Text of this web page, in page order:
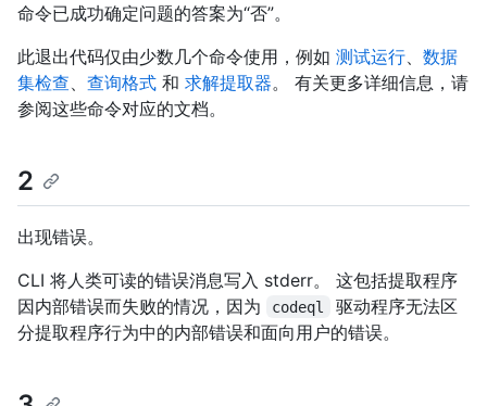
命令已成功确定问题的答案为“否”。
此退出代码仅由少数几个命令使用，例如 测试运行
数据
集检查
查询格式 和 求解提取器。 有关更多详细信息，请
参阅这些命令对应的文档。
2
出现错误。
CLI 将人类可读的错误消息写入 stderr。 这包括提取程序
因内部错误而失败的情况，因为
codeql
驱动程序无法区
分提取程序行为中的内部错误和面向用户的错误。